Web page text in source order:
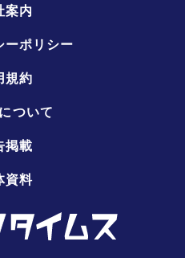
案内
ーポリシー
規約
ついて
掲載
資料